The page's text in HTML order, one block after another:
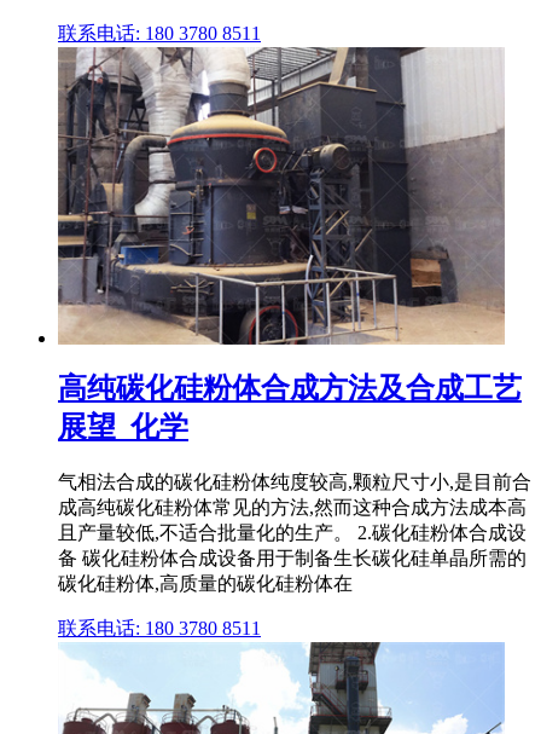
联系电话: 180 3780 8511
高纯碳化硅粉体合成方法及合成工艺
展望_化学
气相法合成的碳化硅粉体纯度较高,颗粒尺寸小,是目前合
成高纯碳化硅粉体常见的方法,然而这种合成方法成本高
且产量较低,不适合批量化的生产。 2.碳化硅粉体合成设
备 碳化硅粉体合成设备用于制备生长碳化硅单晶所需的
碳化硅粉体,高质量的碳化硅粉体在
联系电话: 180 3780 8511